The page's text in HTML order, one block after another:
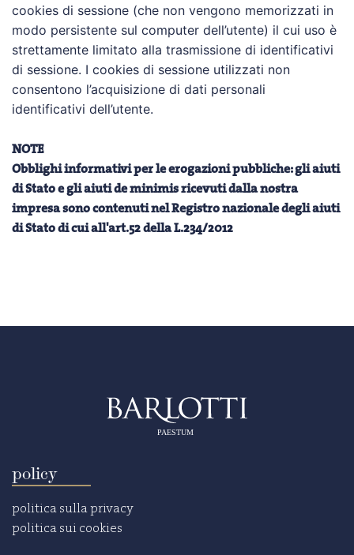
cookies di sessione (che non vengono memorizzati in
modo persistente sul computer dell’utente) il cui uso è
strettamente limitato alla trasmissione di identificativi
di sessione. I cookies di sessione utilizzati non
consentono l’acquisizione di dati personali
identificativi dell’utente.
NOTE
Obblighi informativi per le erogazioni pubbliche: gli aiuti
di Stato e gli aiuti de minimis ricevuti dalla nostra
impresa sono contenuti nel Registro nazionale degli aiuti
di Stato di cui all'art.52 della L.234/2012
PAESTUM
policy
politica sulla privacy
politica sui cookies